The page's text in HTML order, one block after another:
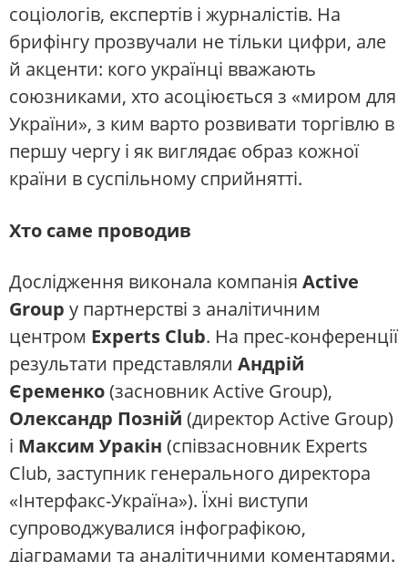
соціологів, експертів і журналістів. На
брифінгу прозвучали не тільки цифри, але
й акценти: кого українці вважають
союзниками, хто асоціюється з «миром для
України», з ким варто розвивати торгівлю в
першу чергу і як виглядає образ кожної
країни в суспільному сприйнятті.
Хто саме проводив
Дослідження виконала компанія Active
Group у партнерстві з аналітичним
центром Experts Club. На прес-конференції
результати представляли Андрій
Єременко(засновник Active Group),
Олександр Позній (директор Active Group)
і Максим Уракін (співзасновник Experts
Club, заступник генерального директора
«Інтерфакс-Україна»). Їхні виступи
супроводжувалися інфографікою,
діаграмами та аналітичними коментарями.